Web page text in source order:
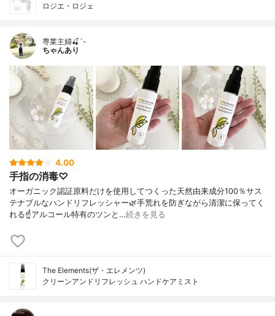
ロジエ・ロジェ
専業主婦🍒´-
ちゃんあり
4.00
手指の消毒♡
オーガニック認証原料だけを使用してつくった天然由来成分100％サス
テナブルなハンドリフレッシャー🌿手荒れを防ぎながら清潔に保ってく
れる☝️アルコール特有のツンと…続きを見る
The Elements(ザ・エレメンツ)
クリーンアンドリフレッシュ ハンドケアミスト